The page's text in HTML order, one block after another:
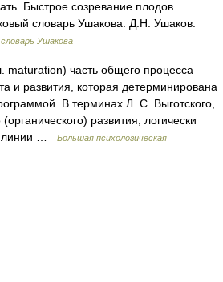
Быстрое созревание плодов.
словарь Ушакова. Д.Н. Ушаков.
Ушакова
maturation) часть общего процесса
и развития, которая детерминирована
В терминах Л. С. Выготского,
развития, логически
линии …
Большая психологическая